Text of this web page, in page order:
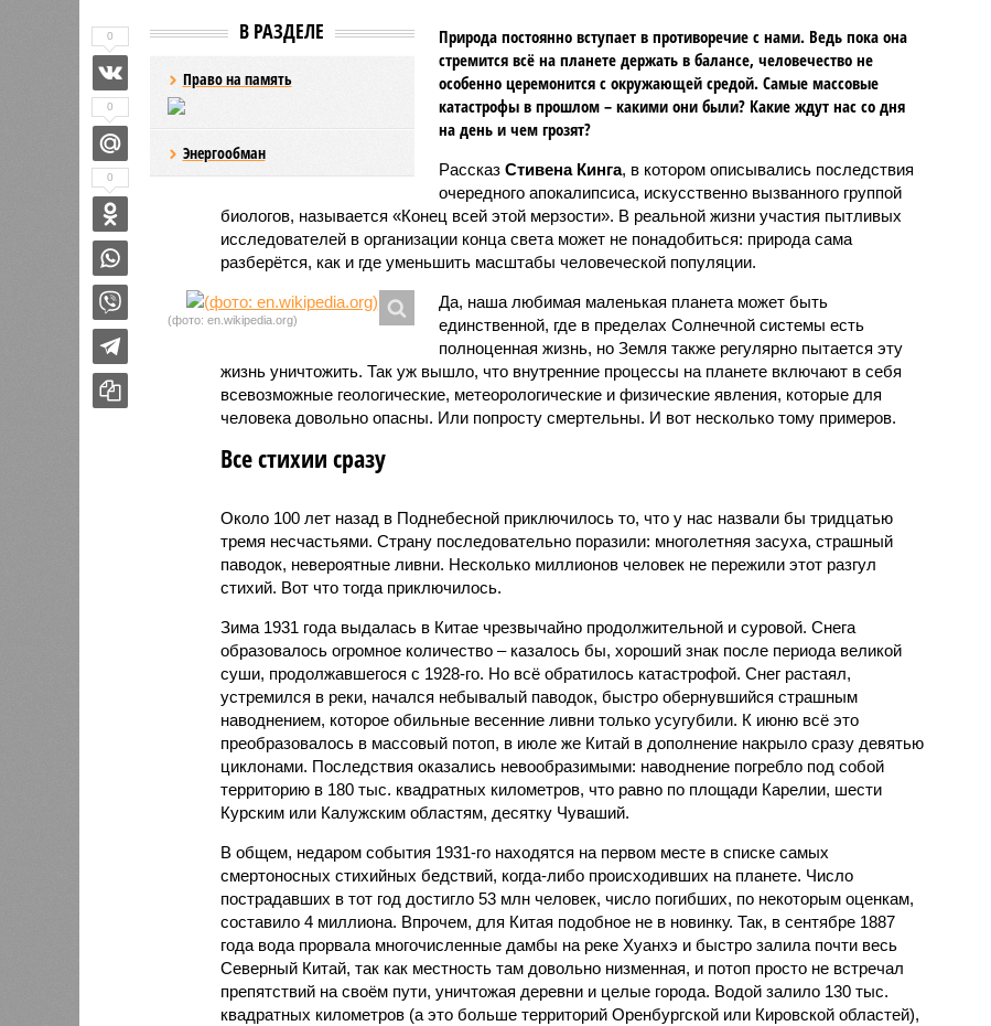
В РАЗДЕЛЕ
Право на память
Энергообман
Природа постоянно вступает в противоречие с нами. Ведь пока она
стремится всё на планете держать в балансе, человечество не
особенно церемонится с окружающей средой. Самые массовые
катастрофы в прошлом – какими они были? Какие ждут нас со дня
на день и чем грозят?
Рассказ Стивена Кинга, в котором описывались последствия
очередного апокалипсиса, искусственно вызванного группой
биологов, называется «Конец всей этой мерзости». В реальной жизни участия пытливых
исследователей в организации конца света может не понадобиться: природа сама
разберётся, как и где уменьшить масштабы человеческой популяции.
(фото: en.wikipedia.org)
Да, наша любимая маленькая планета может быть
единственной, где в пределах Солнечной системы есть
полноценная жизнь, но Земля также регулярно пытается эту
жизнь уничтожить. Так уж вышло, что внутренние процессы на планете включают в себя
всевозможные геологические, метеорологические и физические явления, которые для
человека довольно опасны. Или попросту смертельны. И вот несколько тому примеров.
Все стихии сразу
Около 100 лет назад в Поднебесной приключилось то, что у нас назвали бы тридцатью
тремя несчастьями. Страну последовательно поразили: многолетняя засуха, страшный
паводок, невероятные ливни. Несколько миллионов человек не пережили этот разгул
стихий. Вот что тогда приключилось.
Зима 1931 года выдалась в Китае чрезвычайно продолжительной и суровой. Снега
образовалось огромное количество – казалось бы, хороший знак после периода великой
суши, продолжавшегося с 1928-го. Но всё обратилось катастрофой. Снег растаял,
устремился в реки, начался небывалый паводок, быстро обернувшийся страшным
наводнением, которое обильные весенние ливни только усугубили. К июню всё это
преобразовалось в массовый потоп, в июле же Китай в дополнение накрыло сразу девятью
циклонами. Последствия оказались невообразимыми: наводнение погребло под собой
территорию в 180 тыс. квадратных километров, что равно по площади Карелии, шести
Курским или Калужским областям, десятку Чуваший.
В общем, недаром события 1931-го находятся на первом месте в списке самых
смертоносных стихийных бедствий, когда-либо происходивших на планете. Число
пострадавших в тот год достигло 53 млн человек, число погибших, по некоторым оценкам,
составило 4 миллиона. Впрочем, для Китая подобное не в новинку. Так, в сентябре 1887
года вода прорвала многочисленные дамбы на реке Хуанхэ и быстро залила почти весь
Северный Китай, так как местность там довольно низменная, и потоп просто не встречал
препятствий на своём пути, уничтожая деревни и целые города. Водой залило 130 тыс.
квадратных километров (а это больше территорий Оренбургской или Кировской областей),
0
0
0